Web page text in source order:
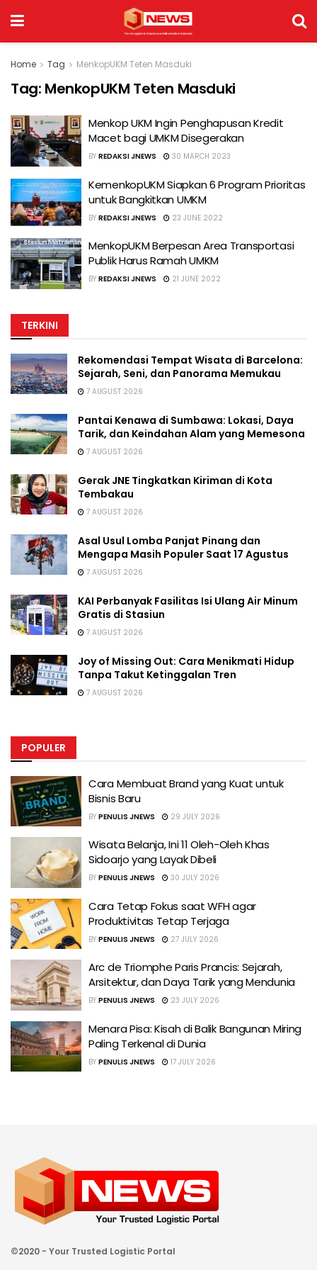
Home Tag MenkopUKM Teten Masduki
Tag: MenkopUKM Teten Masduki
Menkop UKM Ingin Penghapusan Kredit
Macet bagi UMKM Disegerakan
BY REDAKSI JNEWS 30 MARCH 2023
KemenkopUKM Siapkan 6 Program Prioritas
untuk Bangkitkan UMKM
BY REDAKSI JNEWS 23 JUNE 2022
MenkopUKM Berpesan Area Transportasi
Publik Harus Ramah UMKM
BY REDAKSI JNEWS 21 JUNE 2022
TERKINI
Rekomendasi Tempat Wisata di Barcelona:
Sejarah, Seni, dan Panorama Memukau
7 AUGUST 2026
Pantai Kenawa di Sumbawa: Lokasi, Daya
Tarik, dan Keindahan Alam yang Memesona
7 AUGUST 2026
Gerak JNE Tingkatkan Kiriman di Kota
Tembakau
7 AUGUST 2026
Asal Usul Lomba Panjat Pinang dan
Mengapa Masih Populer Saat 17 Agustus
7 AUGUST 2026
KAI Perbanyak Fasilitas Isi Ulang Air Minum
Gratis di Stasiun
7 AUGUST 2026
Joy of Missing Out: Cara Menikmati Hidup
Tanpa Takut Ketinggalan Tren
7 AUGUST 2026
POPULER
Cara Membuat Brand yang Kuat untuk
Bisnis Baru
BY PENULIS JNEWS 29 JULY 2026
Wisata Belanja, Ini 11 Oleh-Oleh Khas
Sidoarjo yang Layak Dibeli
BY PENULIS JNEWS 30 JULY 2026
Cara Tetap Fokus saat WFH agar
Produktivitas Tetap Terjaga
BY PENULIS JNEWS 27 JULY 2026
Arc de Triomphe Paris Prancis: Sejarah,
Arsitektur, dan Daya Tarik yang Mendunia
BY PENULIS JNEWS 23 JULY 2026
Menara Pisa: Kisah di Balik Bangunan Miring
Paling Terkenal di Dunia
BY PENULIS JNEWS 17 JULY 2026
©2020 - Your Trusted Logistic Portal